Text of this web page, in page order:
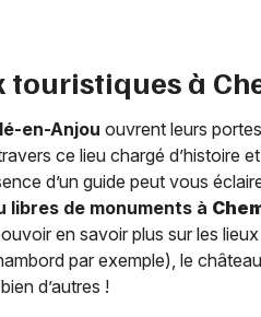
touristiques à
en-Anjou ouvrent leurs
ce lieu chargé d’histoire
d’un guide peut vous
libres de monuments à
en savoir plus sur les
par exemple), le
d’autres !